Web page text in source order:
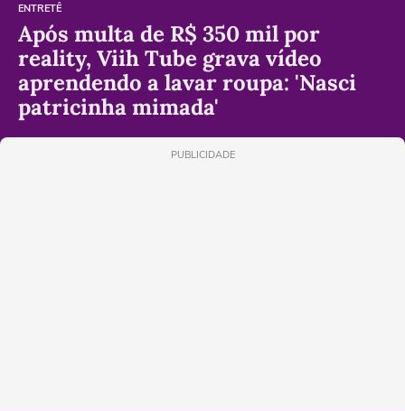
ENTRETÊ
Após multa de R$ 350 mil por
reality, Viih Tube grava vídeo
aprendendo a lavar roupa: 'Nasci
patricinha mimada'
PUBLICIDADE